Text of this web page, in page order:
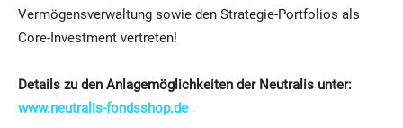
Vermögensverwaltung sowie den Strategie-Portfolios als
Core-Investment vertreten!
Details zu den Anlagemöglichkeiten der Neutralis unter:
www.neutralis-fondsshop.de